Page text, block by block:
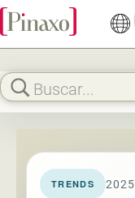
TRENDS 2025